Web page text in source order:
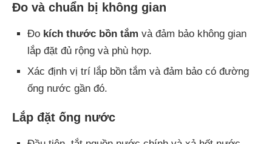
Đo và chuẩn bị không gian
Đo kích thước bồn tắm và đảm bảo không gian
lắp đặt đủ rộng và phù hợp.
Xác định vị trí lắp bồn tắm và đảm bảo có đường
ống nước gần đó.
Lắp đặt ống nước